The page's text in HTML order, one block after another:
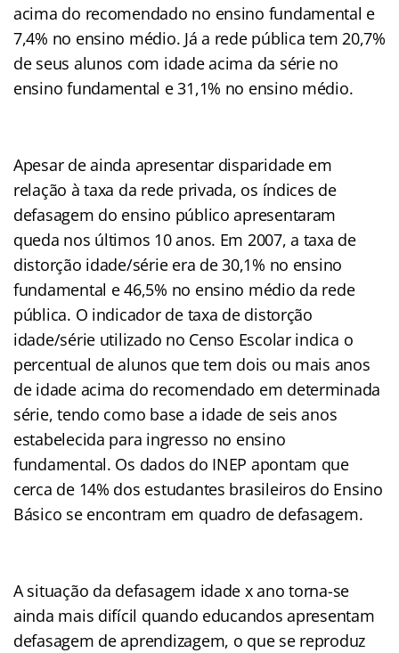
acima do recomendado no ensino fundamental e
7,4% no ensino médio. Já a rede pública tem 20,7%
de seus alunos com idade acima da série no
ensino fundamental e 31,1% no ensino médio.
Apesar de ainda apresentar disparidade em
relação à taxa da rede privada, os índices de
defasagem do ensino público apresentaram
queda nos últimos 10 anos. Em 2007, a taxa de
distorção idade/série era de 30,1% no ensino
fundamental e 46,5% no ensino médio da rede
pública. O indicador de taxa de distorção
idade/série utilizado no Censo Escolar indica o
percentual de alunos que tem dois ou mais anos
de idade acima do recomendado em determinada
série, tendo como base a idade de seis anos
estabelecida para ingresso no ensino
fundamental. Os dados do INEP apontam que
cerca de 14% dos estudantes brasileiros do Ensino
Básico se encontram em quadro de defasagem.
A situação da defasagem idade x ano torna-se
ainda mais difícil quando educandos apresentam
defasagem de aprendizagem, o que se reproduz